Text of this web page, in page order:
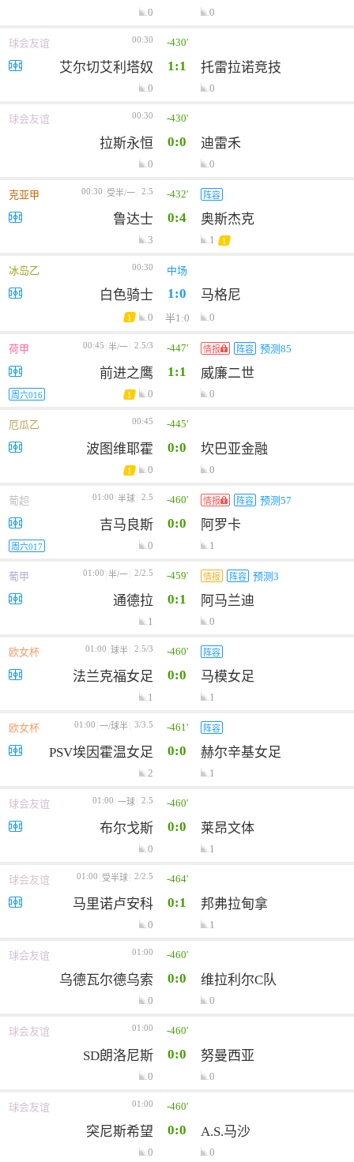
0 0
球会友谊 00:30 -430'
艾尔切艾利塔奴 1:1 托雷拉诺竞技
0 0
球会友谊 00:30 -430'
拉斯永恒 0:0 迪雷禾
0 0
克亚甲 00:30 受半/一 2.5 -432' 阵容
鲁达士 0:4 奥斯杰克
3 1 1
冰岛乙 00:30 中场
白色骑士 1:0 马格尼
1 0 半1:0 0
荷甲 00:45 半/一 2.5/3 -447' 情报 阵容 预测85
前进之鹰 1:1 威廉二世
周六016 1 0 0
厄瓜乙 00:45 -445'
波图维耶霍 0:0 坎巴亚金融
1 0 0
葡超 01:00 半球 2.5 -460' 情报 阵容 预测57
吉马良斯 0:0 阿罗卡
周六017 0 1
葡甲 01:00 半/一 2/2.5 -459' 情报 阵容 预测3
通德拉 0:1 阿马兰迪
1 0
欧女杯 01:00 球半 2.5/3 -460' 阵容
法兰克福女足 0:0 马模女足
1 1
欧女杯 01:00 一/球半 3/3.5 -461' 阵容
PSV埃因霍温女足 0:0 赫尔辛基女足
2 1
球会友谊 01:00 一球 2.5 -460'
布尔戈斯 0:0 莱昂文体
0 1
球会友谊 01:00 受半球 2/2.5 -464'
马里诺卢安科 0:1 邦弗拉甸拿
0 1
球会友谊 01:00 -460'
乌德瓦尔德乌索 0:0 维拉利尔C队
0 0
球会友谊 01:00 -460'
SD朗洛尼斯 0:0 努曼西亚
0 0
球会友谊 01:00 -460'
突尼斯希望 0:0 A.S.马沙
0 0